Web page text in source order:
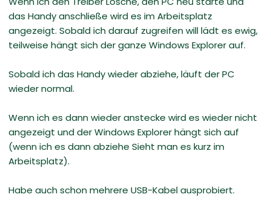
das Handy anschließe wird es im Arbeitsplatz
angezeigt. Sobald ich darauf zugreifen will lädt es ewig,
teilweise hängt sich der ganze Windows Explorer auf.
Sobald ich das Handy wieder abziehe, läuft der PC
wieder normal.
Wenn ich es dann wieder anstecke wird es wieder nicht
angezeigt und der Windows Explorer hängt sich auf
(wenn ich es dann abziehe Sieht man es kurz im
Arbeitsplatz).
Habe auch schon mehrere USB-Kabel ausprobiert.